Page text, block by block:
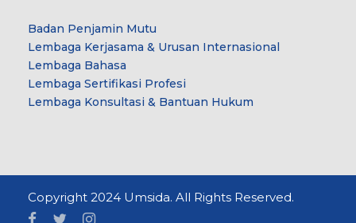
Badan Penjamin Mutu
Lembaga Kerjasama & Urusan Internasional
Lembaga Bahasa
Lembaga Sertifikasi Profesi
Lembaga Konsultasi & Bantuan Hukum
Copyright 2024 Umsida. All Rights Reserved.